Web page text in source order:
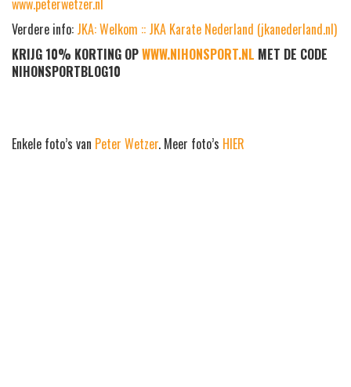
www.peterwetzer.nl
Verdere info: JKA:Welkom :: JKA Karate Nederland (jkanederland.nl)
KRIJG 10% KORTING OPWWW.NIHONSPORT.NL MET DE CODE
NIHONSPORTBLOG10
Enkele foto’s van Peter Wetzer. Meer foto’s HIER